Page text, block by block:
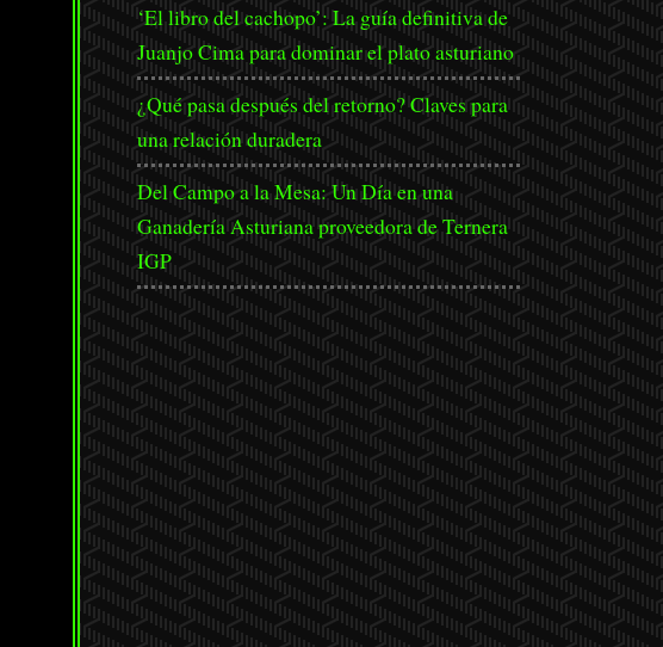
‘El libro del cachopo’: La guía definitiva de
Juanjo Cima para dominar el plato asturiano
¿Qué pasa después del retorno? Claves para
una relación duradera
Del Campo a la Mesa: Un Día en una
Ganadería Asturiana proveedora de Ternera
IGP